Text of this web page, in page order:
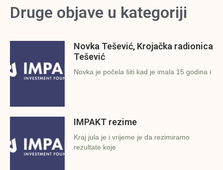
Druge objave u kategoriji
Novka Tešević, Krojačka radionica
Tešević
Novka je počela šiti kad je imala 15 godina i
IMPAKT rezime
Kraj jula je i vrijeme je da rezimiramo
rezultate koje